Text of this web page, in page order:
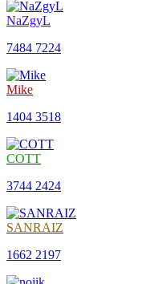
NaZgyL
7484 7224
Mike
1404 3518
COTT
3744 2424
SANRAIZ
1662 2197